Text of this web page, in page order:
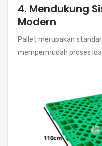
4. Mendukung
Modern
Pallet merupakan
mempermudah proses